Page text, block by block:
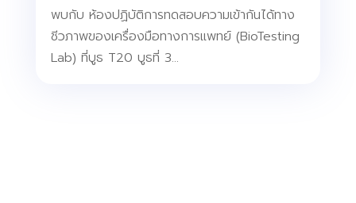
พบกับ ห้องปฏิบัติการทดสอบความเข้ากันได้ทาง
ชีวภาพของเครื่องมือทางการแพทย์ (BioTesting
Lab) ที่บูธ T20 บูธที่ 3...